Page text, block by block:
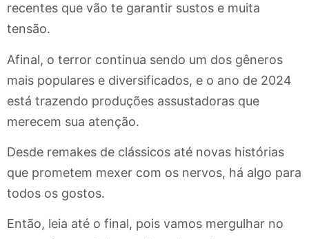
recentes que vão te garantir sustos e muita
tensão.
Afinal, o terror continua sendo um dos gêneros
mais populares e diversificados, e o ano de 2024
está trazendo produções assustadoras que
merecem sua atenção.
Desde remakes de clássicos até novas histórias
que prometem mexer com os nervos, há algo para
todos os gostos.
Então, leia até o final, pois vamos mergulhar no